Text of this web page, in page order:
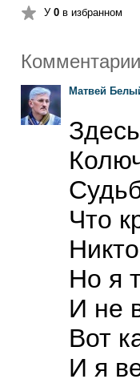
У 0 в избранном
Комментарии
Матвей
Что
Но я
И не
Вот
И я